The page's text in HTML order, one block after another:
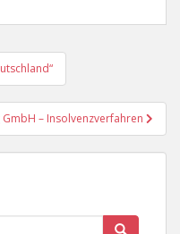
– Insolvenzverfahren